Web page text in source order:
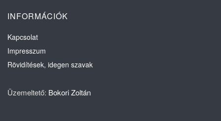
INFORMÁCIÓK
Kapcsolat
Impresszum
Rövidítések, idegen szavak
Üzemeltető: Bokori Zoltán